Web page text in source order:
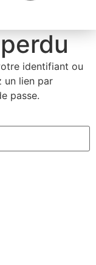
identifiant ou
un lien par
passe.